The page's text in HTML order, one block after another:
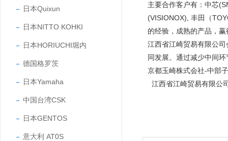
日本Quixun
日本NITTO KOHKI
日本HORIUCHI堀内
德国格罗茨
日本Yamaha
中国台湾CSK
日本GENTOS
意大利 AT0S
主要合作客户有：中芯
(VISIONOX), 丰田（
的经验，成熟的产品，
江西省江崎贸易有限公
同发展。通过减少中间
京都玉崎株式会社-中部
江西省江崎贸易有限公